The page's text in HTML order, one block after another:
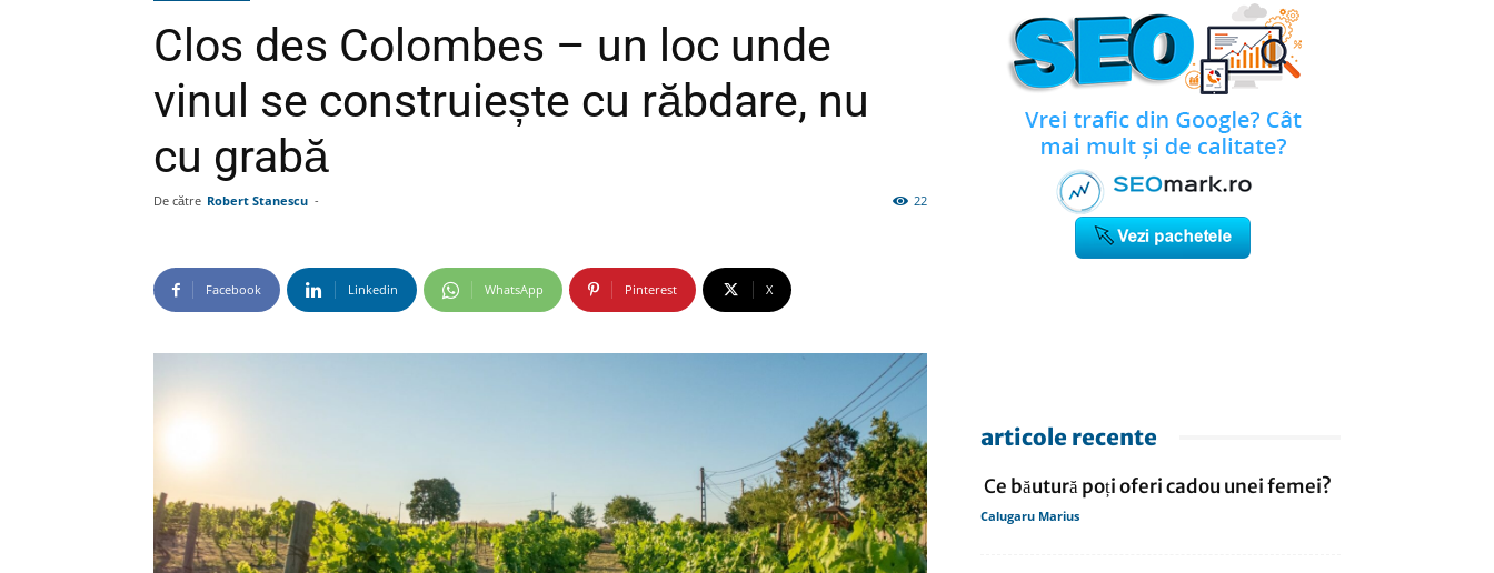
comunicate
Clos des Colombes – un loc unde
vinul se construiește cu răbdare, nu
cu grabă
De către Robert Stanescu - 22
Facebook Linkedin WhatsApp Pinterest X
articole recente
Ce băutură poți oferi cadou unei femei?
Calugaru Marius